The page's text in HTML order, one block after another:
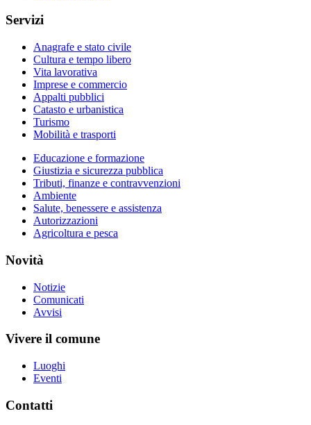
Servizi
Anagrafe e stato civile
Cultura e tempo libero
Vita lavorativa
Imprese e commercio
Appalti pubblici
Catasto e urbanistica
Turismo
Mobilità e trasporti
Educazione e formazione
Giustizia e sicurezza pubblica
Tributi, finanze e contravvenzioni
Ambiente
Salute, benessere e assistenza
Autorizzazioni
Agricoltura e pesca
Novità
Notizie
Comunicati
Avvisi
Vivere il comune
Luoghi
Eventi
Contatti